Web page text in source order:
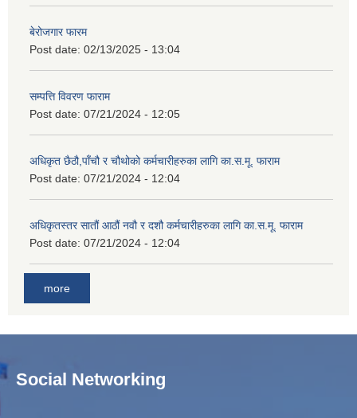
बेरोजगार फारम
Post date: 02/13/2025 - 13:04
सम्पत्ति विवरण फाराम
Post date: 07/21/2024 - 12:05
अधिकृत छैठौ,पाँचौ र चौथोको कर्मचारीहरुका लागि का.स.मू. फाराम
Post date: 07/21/2024 - 12:04
अधिकृतस्तर सातौं आठौं नवौ र दशौ कर्मचारीहरुका लागि का.स.मू. फाराम
Post date: 07/21/2024 - 12:04
more
Social Networking